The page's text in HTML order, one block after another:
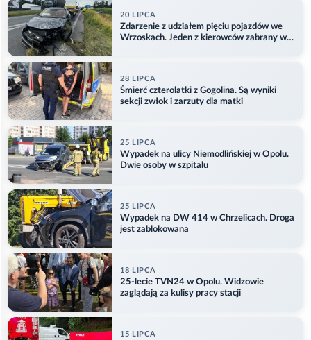
20 LIPCA
Zdarzenie z udziałem pięciu pojazdów we
Wrzoskach. Jeden z kierowców zabrany w
28 LIPCA
Śmierć czterolatki z Gogolina. Są wyniki
sekcji zwłok i zarzuty dla matki
25 LIPCA
Wypadek na ulicy Niemodlińskiej w Opolu.
Dwie osoby w szpitalu
25 LIPCA
Wypadek na DW 414 w Chrzelicach. Droga
jest zablokowana
18 LIPCA
25-lecie TVN24 w Opolu. Widzowie
zaglądają za kulisy pracy stacji
15 LIPCA